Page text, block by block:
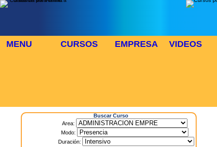
MENU CURSOS EMPRESA VIDEOS
Buscar Curso
Area:
Modo:
Duración: